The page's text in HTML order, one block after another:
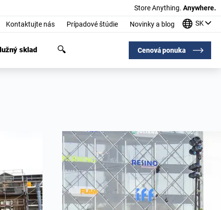
Store Anything. Anywhere.
Kontaktujte nás Prípadové štúdie Novinky a blog SK
sklad Cenová ponuka